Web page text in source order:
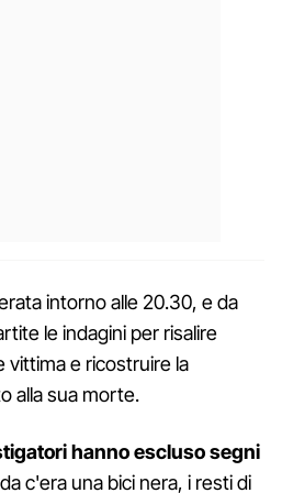
intorno alle 20.30, e da
le indagini per risalire
vittima e ricostruire la
alla sua morte.
hanno escluso segni
c'era una bici nera, i resti di